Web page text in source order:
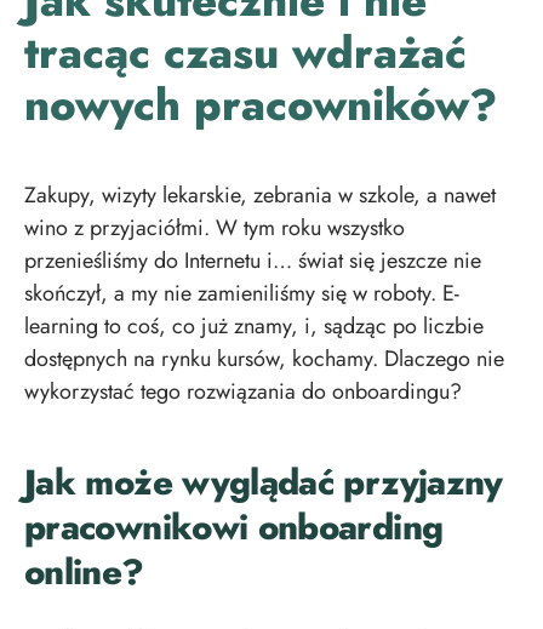
tracąc czasu wdrażać
nowych pracowników?
Zakupy, wizyty lekarskie, zebrania w szkole, a nawet
wino z przyjaciółmi. W tym roku wszystko
przenieśliśmy do Internetu i… świat się jeszcze nie
skończył, a my nie zamieniliśmy się w roboty. E-
learning to coś, co już znamy, i, sądząc po liczbie
dostępnych na rynku kursów, kochamy. Dlaczego nie
wykorzystać tego rozwiązania do onboardingu?
Jak może wyglądać przyjazny
pracownikowi onboarding
online?